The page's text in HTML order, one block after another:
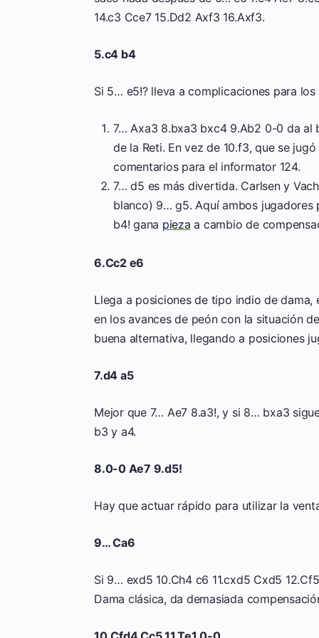
14.c3 Cce7 15.Dd2 Axf3 16.Axf3.
5.c4 b4
Si 5… e5!? lleva a complicaciones para
7… Axa3 8.bxa3 bxc4 9.Ab2 0-0 da al
de la Reti. En vez de 10.f3, que se
comentarios para el informator 124.
7… d5 es más divertida. Carlsen y
blanco) 9… g5. Aquí ambos jugadores
b4! gana pieza a cambio de
6.Cc2 e6
Llega a posiciones de tipo indio de
en los avances de peón con la situación
buena alternativa, llegando a posiciones
7.d4 a5
Mejor que 7… Ae7 8.a3!, y si 8… bxa3
b3 y a4.
8.0-0 Ae7 9.d5!
Hay que actuar rápido para utilizar la
9… Ca6
Si 9… exd5 10.Ch4 c6 11.cxd5 Cxd5
Dama clásica, da demasiada